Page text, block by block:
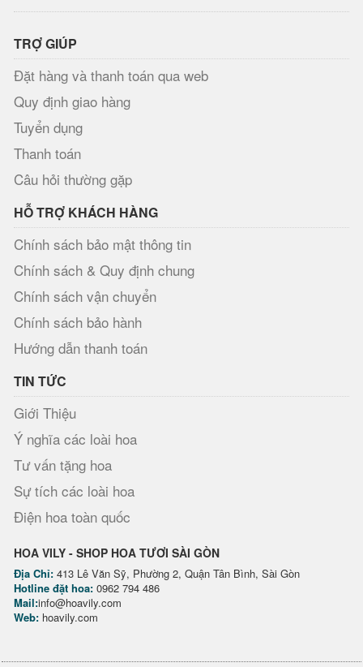
TRỢ GIÚP
Đặt hàng và thanh toán qua web
Quy định giao hàng
Tuyển dụng
Thanh toán
Câu hỏi thường gặp
HỖ TRỢ KHÁCH HÀNG
Chính sách bảo mật thông tin
Chính sách & Quy định chung
Chính sách vận chuyển
Chính sách bảo hành
Hướng dẫn thanh toán
TIN TỨC
Giới Thiệu
Ý nghĩa các loài hoa
Tư vấn tặng hoa
Sự tích các loài hoa
Điện hoa toàn quốc
HOA VILY - SHOP HOA TƯƠI SÀI GÒN
Địa Chỉ: 413 Lê Văn Sỹ, Phường 2, Quận Tân Bình, Sài Gòn
Hotline đặt hoa: 0962 794 486
Mail:info@hoavily.com
Web: hoavily.com